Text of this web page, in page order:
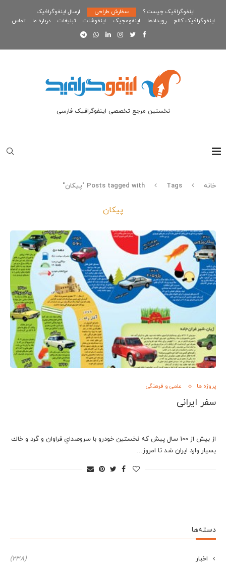
اینفوگرافیک چیست ؟ سفارش طراحی
ارسال اینفوگرافیک
اینفوگرافیک کالج
رویدادها اینفومجیک اینفوشات تبلیغات درباره ما تماس
نخستین مرجع تخصصی اینفوگرافیک فارسی
خانه Tags Posts tagged with "پیکان"
پیکان
پروژه ها علمی و فرهنگی
سفر ایرانی
از بيش از 100 سال پيش كه نخستين خودرو با سروصداي فراوان و گرد و خاك
بسيار وارد ايران شد تا امروز…
دسته‌ها
اخبار (238)